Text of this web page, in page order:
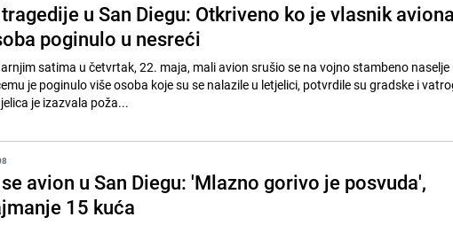
u San Diegu: Otkriveno ko je vlasnik
poginulo u nesreći
satima u četvrtak, 22. maja, mali avion srušio se na vojno stambeno naselje
je poginulo više osoba koje su se nalazile u letjelici, potvrdile su gradske i
je izazvala poža...
avion u San Diegu: 'Mlazno gorivo je posvuda',
15 kuća